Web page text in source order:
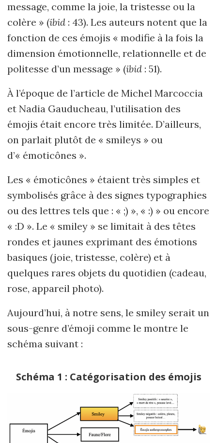
message, comme la joie, la tristesse ou la
colère » (ibid : 43). Les auteurs notent que la
fonction de ces émojis « modifie à la fois la
dimension émotionnelle, relationnelle et de
politesse d’un message » (ibid : 51).
À l’époque de l’article de Michel Marcoccia
et Nadia Gauducheau, l’utilisation des
émojis était encore très limitée. D’ailleurs,
on parlait plutôt de « smileys » ou
d’« émoticônes ».
Les « émoticônes » étaient très simples et
symbolisés grâce à des signes typographies
ou des lettres tels que : « ;) », « :) » ou encore
« :D ». Le « smiley » se limitait à des têtes
rondes et jaunes exprimant des émotions
basiques (joie, tristesse, colère) et à
quelques rares objets du quotidien (cadeau,
rose, appareil photo).
Aujourd’hui, à notre sens, le smiley serait un
sous-genre d’émoji comme le montre le
schéma suivant :
Schéma 1 : Catégorisation des émojis